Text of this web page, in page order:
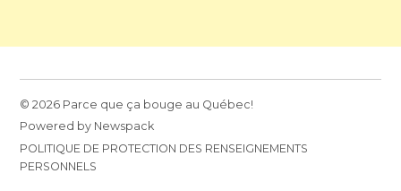
© 2026 Parce que ça bouge au Québec!
Powered by Newspack
POLITIQUE DE PROTECTION DES RENSEIGNEMENTS
PERSONNELS